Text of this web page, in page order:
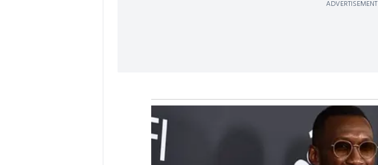
ADVERTISEMENT